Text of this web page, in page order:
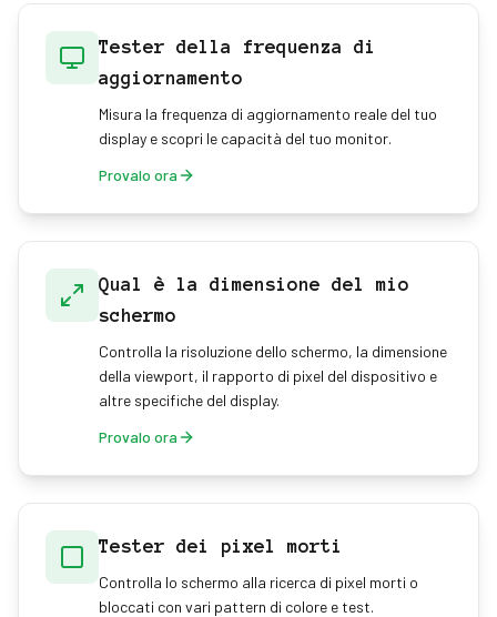
Tester della frequenza di
aggiornamento
Misura la frequenza di aggiornamento reale del tuo
display e scopri le capacità del tuo monitor.
Provalo ora
Qual è la dimensione del mio
schermo
Controlla la risoluzione dello schermo, la dimensione
della viewport, il rapporto di pixel del dispositivo e
altre specifiche del display.
Provalo ora
Tester dei pixel morti
Controlla lo schermo alla ricerca di pixel morti o
bloccati con vari pattern di colore e test.